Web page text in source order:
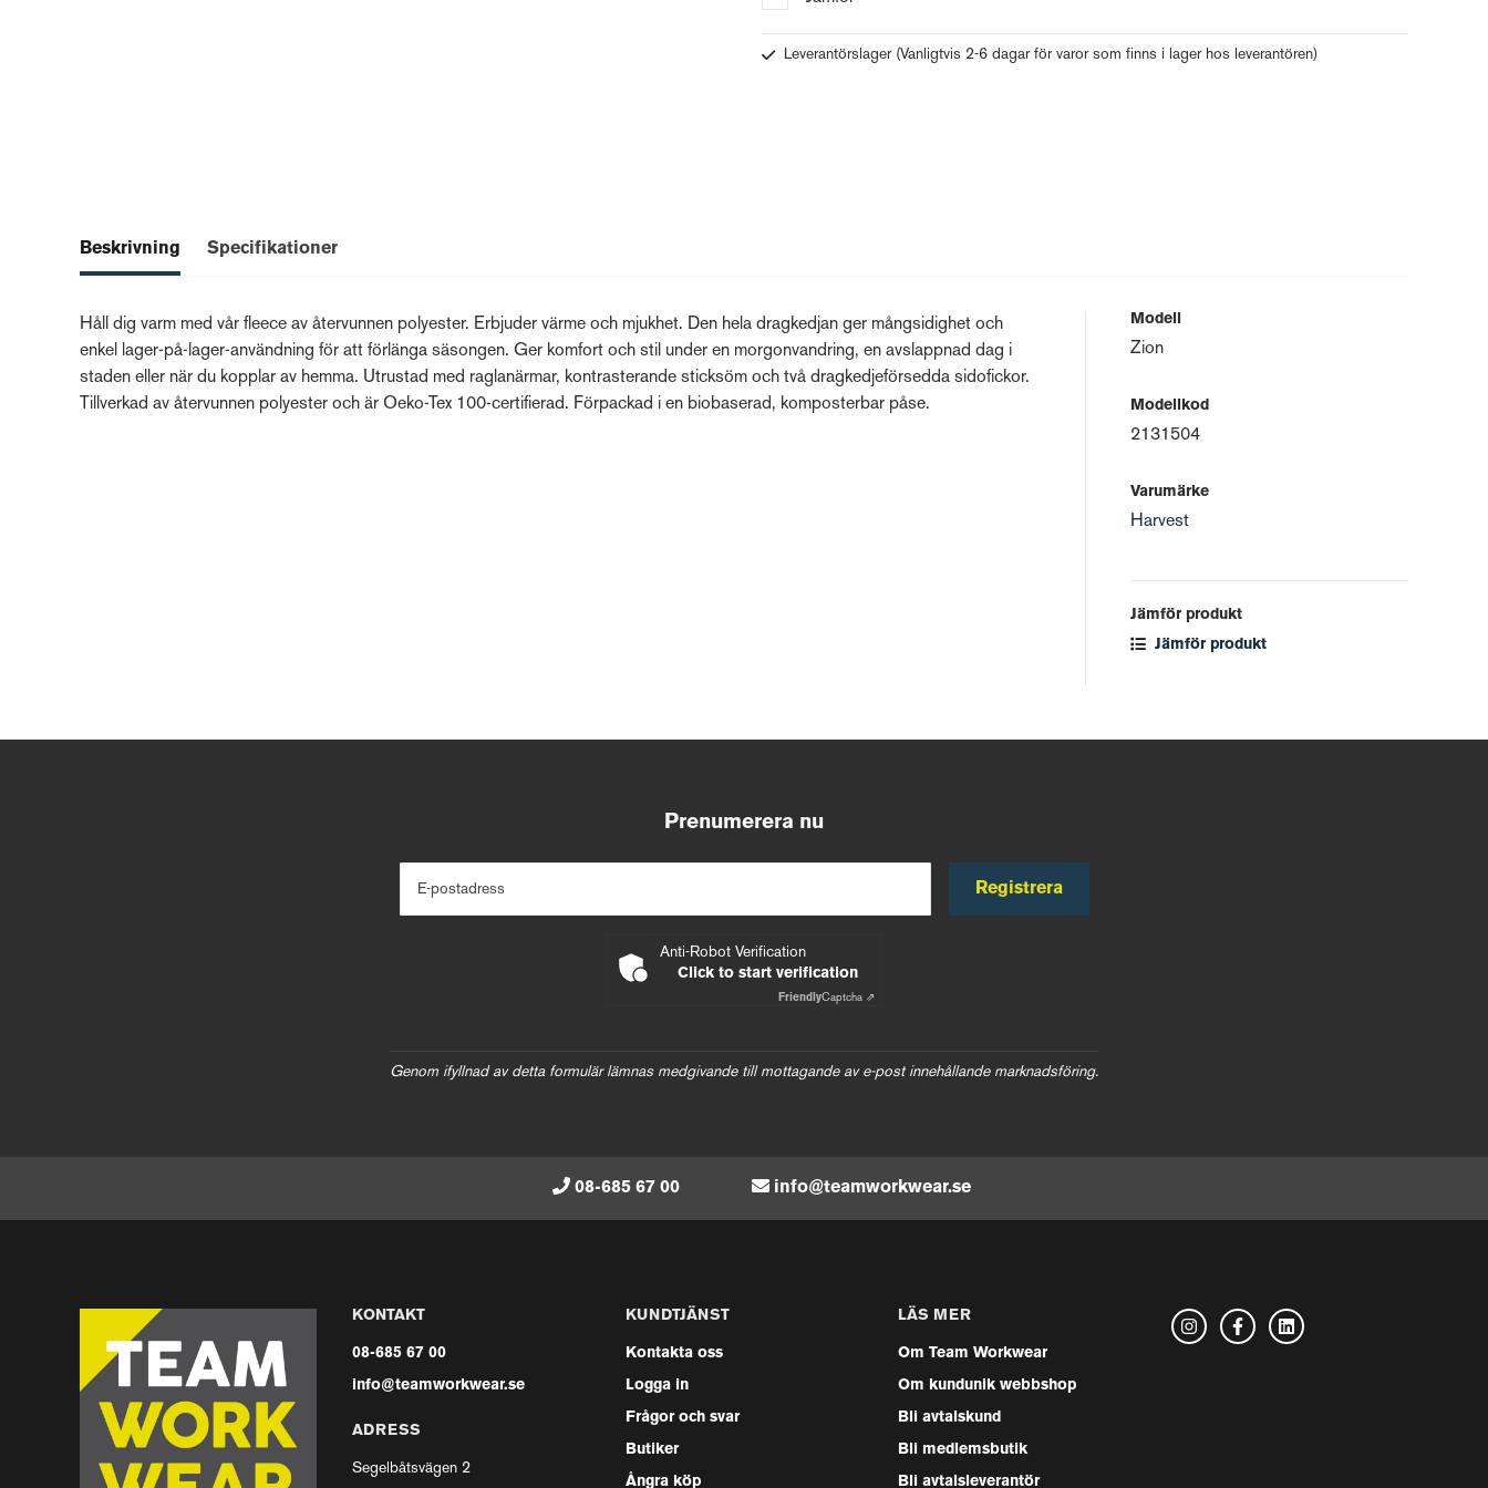
Leverantörslager (Vanligtvis 2-6 dagar för varor som finns i lager hos leverantören)
Beskrivning Specifikationer
Håll dig varm med vår fleece av återvunnen polyester. Erbjuder värme och mjukhet. Den hela dragkedjan ger mångsidighet och
enkel lager-på-lager-användning för att förlänga säsongen. Ger komfort och stil under en morgonvandring, en avslappnad dag i
staden eller när du kopplar av hemma. Utrustad med raglanärmar, kontrasterande sticksöm och två dragkedjeförsedda sidofickor.
Tillverkad av återvunnen polyester och är Oeko-Tex 100-certifierad. Förpackad i en biobaserad, komposterbar påse.
Modell
Zion
Modellkod
2131504
Varumärke
Harvest
Jämför produkt
Jämför produkt
Prenumerera nu
E-postadress Registrera
Anti-Robot Verification
Click to start verification
FriendlyCaptcha ⇗
Genom ifyllnad av detta formulär lämnas medgivande till mottagande av e-post innehållande marknadsföring.
08-685 67 00 info@teamworkwear.se
KONTAKT
08-685 67 00
info@teamworkwear.se
ADRESS
Segelbåtsvägen 2
KUNDTJÄNST
Kontakta oss
Logga in
Frågor och svar
Butiker
Ångra köp
LÄS MER
Om Team Workwear
Om kundunik webbshop
Bli avtalskund
Bli medlemsbutik
Bli avtalsleverantör